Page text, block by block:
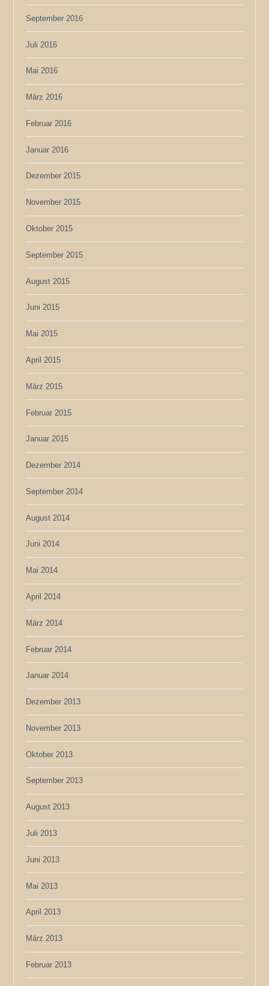
September 2016
Juli 2016
Mai 2016
März 2016
Februar 2016
Januar 2016
Dezember 2015
November 2015
Oktober 2015
September 2015
August 2015
Juni 2015
Mai 2015
April 2015
März 2015
Februar 2015
Januar 2015
Dezember 2014
September 2014
August 2014
Juni 2014
Mai 2014
April 2014
März 2014
Februar 2014
Januar 2014
Dezember 2013
November 2013
Oktober 2013
September 2013
August 2013
Juli 2013
Juni 2013
Mai 2013
April 2013
März 2013
Februar 2013